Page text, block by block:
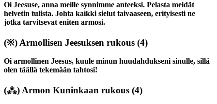
Oi Jeesuse, anna meille synnimme anteeksi. Pelasta meidät
helvetin tulista. Johta kaikki sielut taivaaseen, erityisesti ne
jotka tarvitsevat eniten armosi.
(※) Armollisen Jeesuksen rukous (4)
Oi armollinen Jeesus, kuule minun huudahdukseni sinulle, sillä
olen täällä tekemään tahtosi!
(⁂)Armon Kuninkaan rukous (4)